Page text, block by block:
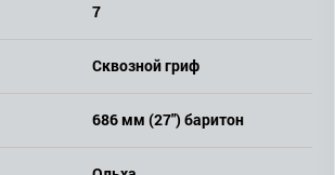
7
Cквозной гриф
686 мм (27") баритон